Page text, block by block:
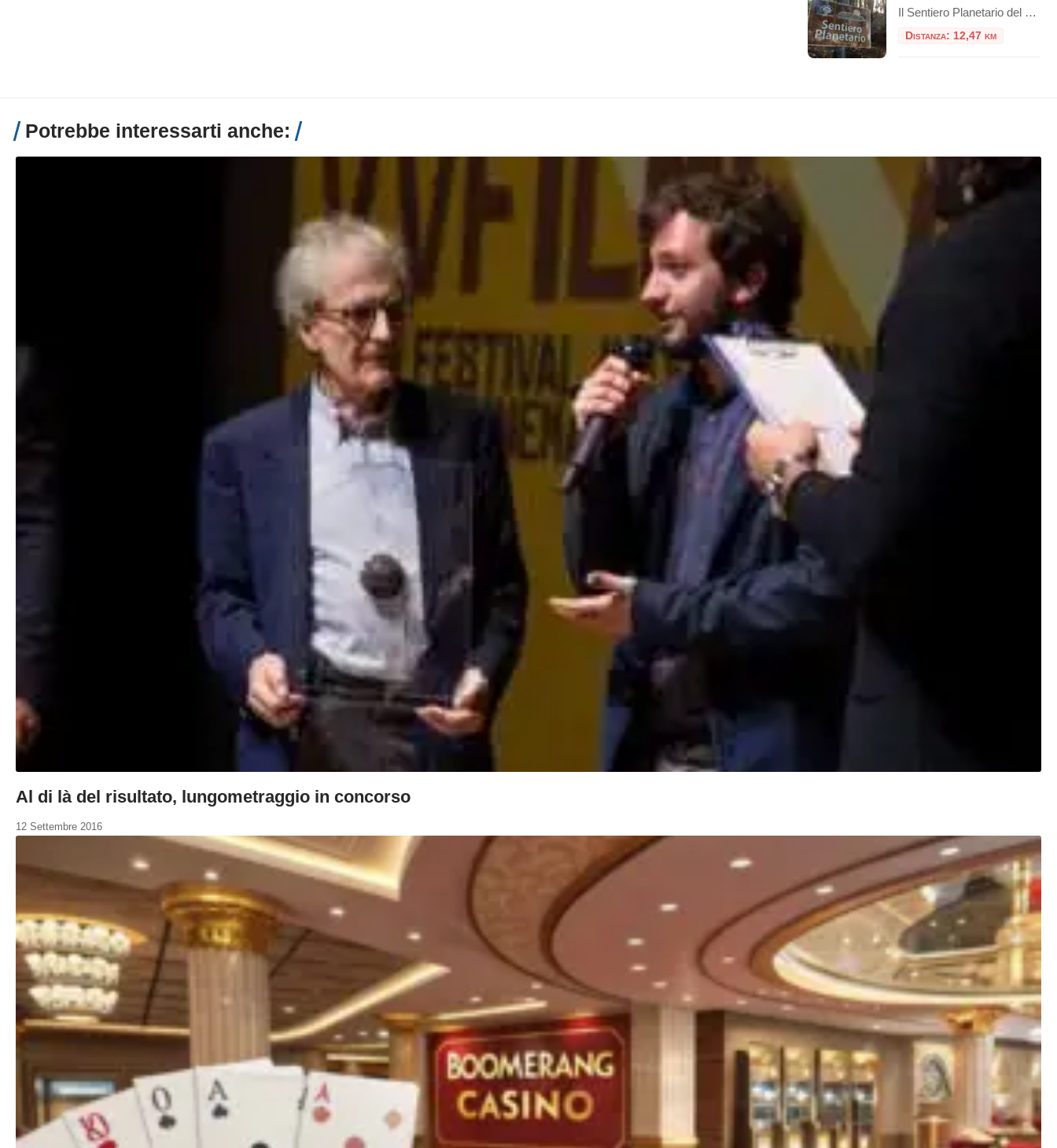
Il Sentiero Planetario del Monte Terminillo è un percorso naturalistico tematico lungo 7,7 km, da percorrere a piedi in circa 3 ore. Si trova in provincia di Rieti, nell’Appennino centrale italiano, ed è un percorso escursionistico che ti consente di esplorare la bellezza del monte Terminillo mentre ti immergi nell’astronomia. L’idea del Sentiero del Planetario […]
Distanza: 12,47 km
Potrebbe interessarti anche:
Al di là del risultato, lungometraggio in concorso
12 Settembre 2016